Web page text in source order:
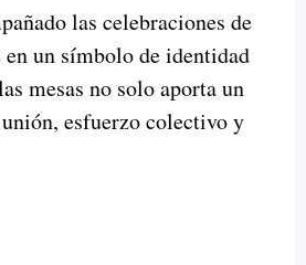
las celebraciones de
un símbolo de identidad
mesas no solo aporta un
esfuerzo colectivo y